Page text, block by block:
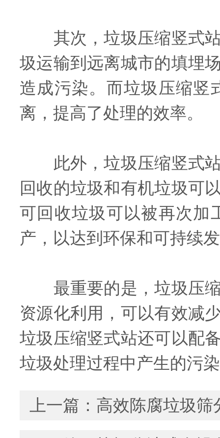
其次，垃圾压缩竖式站
圾运输到远离城市的填埋
造成污染。而垃圾压缩竖
离，提高了处理的效率。
此外，垃圾压缩竖式站
回收的垃圾和有机垃圾可
可回收垃圾可以被再次加
产，以达到环保和可持续
最重要的是，垃圾压缩
资源化利用，可以有效减
垃圾压缩竖式站还可以配
垃圾处理过程中产生的污
上一篇： 高效陈腐垃圾筛